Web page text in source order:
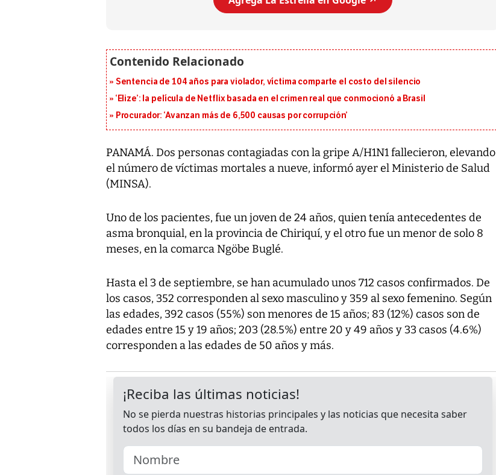
Sentencia de 104 años para violador, víctima comparte el costo del silencio
‘Elize’: la película de Netflix basada en el crimen real que conmocionó a Brasil
Procurador: ‘Avanzan más de 6,500 causas por corrupción’
PANAMÁ. Dos personas contagiadas con la gripe A/H1N1 fallecieron, elevando
el número de víctimas mortales a nueve, informó ayer el Ministerio de Salud
(MINSA).
Uno de los pacientes, fue un joven de 24 años, quien tenía antecedentes de
asma bronquial, en la provincia de Chiriquí, y el otro fue un menor de solo 8
meses, en la comarca Ngöbe Buglé.
Hasta el 3 de septiembre, se han acumulado unos 712 casos confirmados. De
los casos, 352 corresponden al sexo masculino y 359 al sexo femenino. Según
las edades, 392 casos (55%) son menores de 15 años; 83 (12%) casos son de
edades entre 15 y 19 años; 203 (28.5%) entre 20 y 49 años y 33 casos (4.6%)
corresponden a las edades de 50 años y más.
al sur de Japón, provocando una